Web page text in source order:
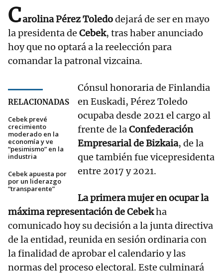
Carolina Pérez Toledodejará de ser en mayo
la presidenta de Cebek, tras haber anunciado
hoy que no optará a la reelección para
comandar la patronal vizcaina.
RELACIONADAS
Cebek prevé
crecimiento
moderado en la
economía y ve
“pesimismo” en la
industria
Cebek apuesta por
por un liderazgo
“transparente”
Cónsul honoraria de Finlandia
en Euskadi, Pérez Toledo
ocupaba desde 2021 el cargo al
frente de laConfederación
Empresarial de Bizkaia, de la
que también fue vicepresidenta
entre 2017 y 2021.
La primera mujer en ocupar la
máxima representación de Cebekha
comunicado hoy su decisión a la junta directiva
de la entidad, reunida en sesión ordinaria con
la finalidad de aprobar el calendario y las
normas del proceso electoral. Este culminará